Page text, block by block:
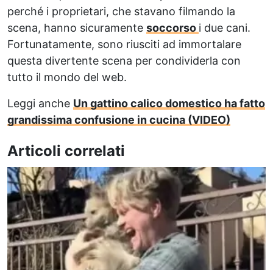
perché i proprietari, che stavano filmando la
scena, hanno sicuramente soccorso i due cani.
Fortunatamente, sono riusciti ad immortalare
questa divertente scena per condividerla con
tutto il mondo del web.
Leggi anche Un gattino calico domestico ha fatto
grandissima confusione in cucina (VIDEO)
Articoli correlati